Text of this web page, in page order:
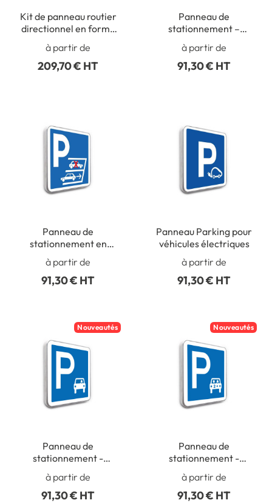
Kit de panneau routier
directionnel en forme
de flèche
à partir de
209,70 € HT
Panneau de
stationnement –
Parking Réservé
Handicapés
à partir de
91,30 € HT
Panneau de
stationnement en
marche arrière
à partir de
91,30 € HT
Panneau Parking pour
véhicules électriques
à partir de
91,30 € HT
Nouveautés
Panneau de
stationnement -
Parking Voitures
à partir de
91,30 € HT
Nouveautés
Panneau de
stationnement -
Parking Covoiturage
à partir de
91,30 € HT